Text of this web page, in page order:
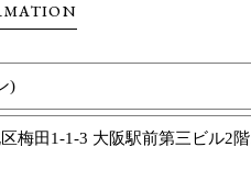
)
梅田1-1-3 大阪駅前第三ビル2